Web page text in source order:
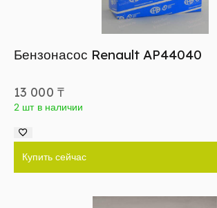
Бензонасос Renault AP44040
13 000 ₸
2 шт в наличии
Купить сейчас